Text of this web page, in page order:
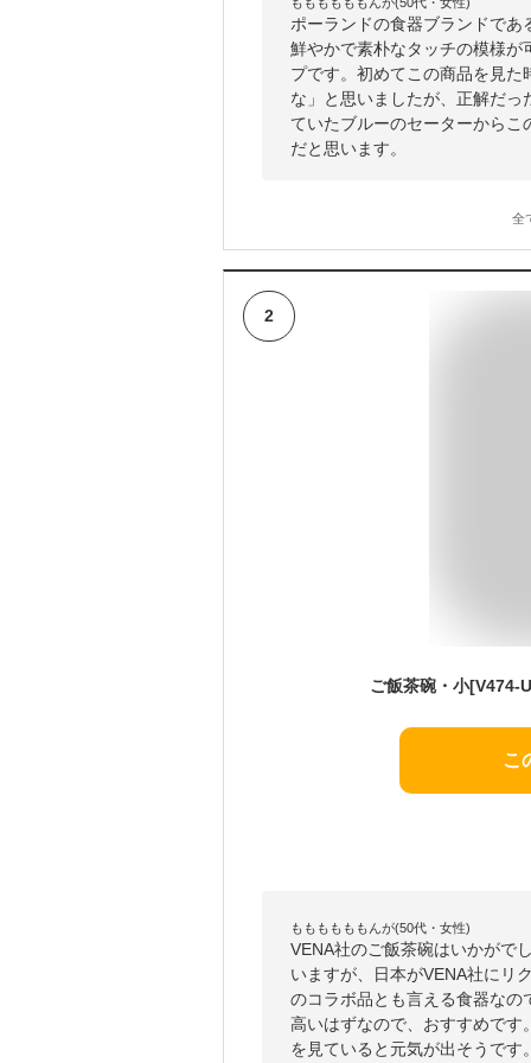
ポーランドの食器ブランドで
鮮やかで素朴なタッチの模様
プです。初めてこの商品を見
な」と思いましたが、正解だ
ていたブルーのセーターから
だと思います。
全
2
こ
ももももももんが(50代・女性)
VENA社のご飯茶碗はいかがで
いますが、日本がVENA社にリ
のコラボ品とも言える食器な
高いはずなので、おすすめで
を見ていると元気が出そうです